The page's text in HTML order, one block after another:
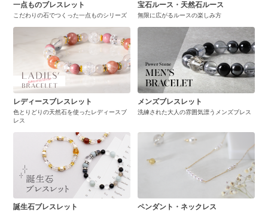
一点ものブレスレット
こだわりの石でつくった一点ものシリーズ
宝石ルース・天然石ルース
無限に広がるルースの楽しみ方
レディースブレスレット
色とりどりの天然石を使ったレディースブ
レス
メンズブレスレット
洗練された大人の雰囲気漂うメンズブレス
誕生石ブレスレット ペンダント・ネックレス